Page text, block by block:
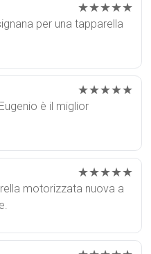
★★★★★
per una tapparella
★★★★★
è il miglior
★★★★★
motorizzata nuova a